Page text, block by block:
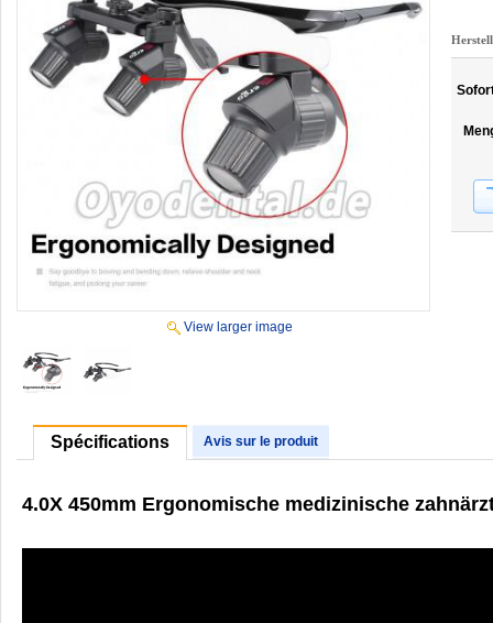
View larger image
Spécifications Avis sur le produit
4.0X 450mm Ergonomische medizinische